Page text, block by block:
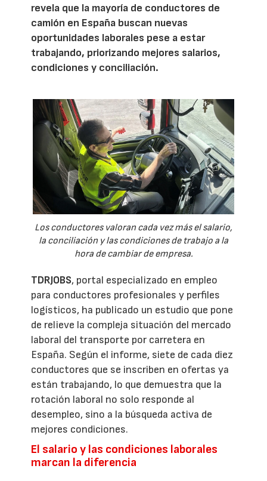
revela que la mayoría de conductores de
camión en España buscan nuevas
oportunidades laborales pese a estar
trabajando, priorizando mejores salarios,
condiciones y conciliación.
Los conductores valoran cada vez más el salario,
la conciliación y las condiciones de trabajo a la
hora de cambiar de empresa.
TDRJOBS, portal especializado en empleo
para conductores profesionales y perfiles
logísticos, ha publicado un estudio que pone
de relieve la compleja situación del mercado
laboral del transporte por carretera en
España. Según el informe, siete de cada diez
conductores que se inscriben en ofertas ya
están trabajando, lo que demuestra que la
rotación laboral no solo responde al
desempleo, sino a la búsqueda activa de
mejores condiciones.
El salario y las condiciones laborales
marcan la diferencia